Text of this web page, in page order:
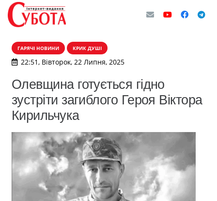
ГАРЯЧІ НОВИНИ КРИК ДУШІ
22:51, Вівторок, 22 Липня, 2025
Олевщина готується гідно
зустріти загиблого Героя Віктора
Кирильчука